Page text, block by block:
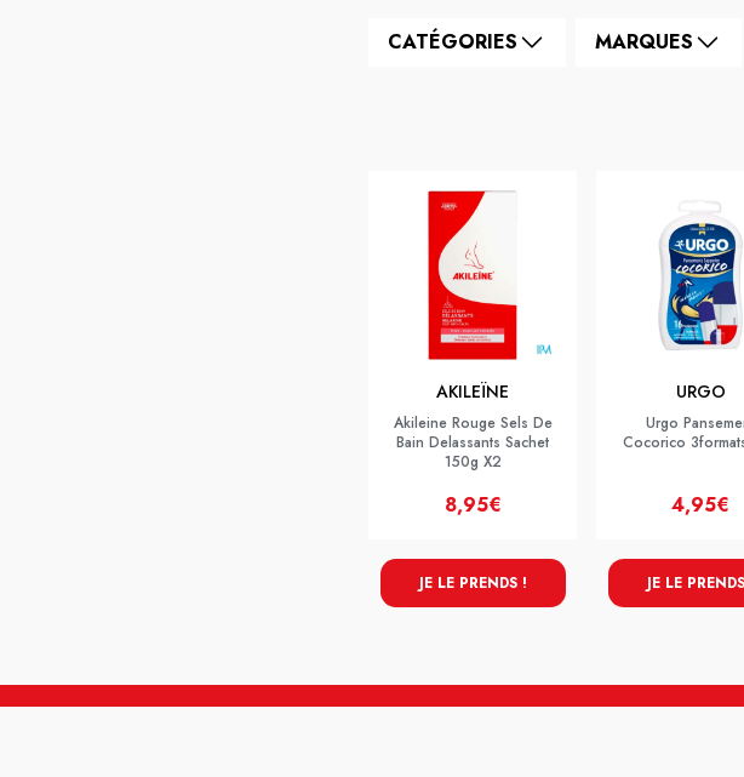
CATÉGORIES MARQUES
AKILEÏNE
Akileine Rouge Sels De
Bain Delassants Sachet
150g X2
8,95€
JE LE PRENDS !
URGO
Urgo
Cocorico
4,95€
JE LE